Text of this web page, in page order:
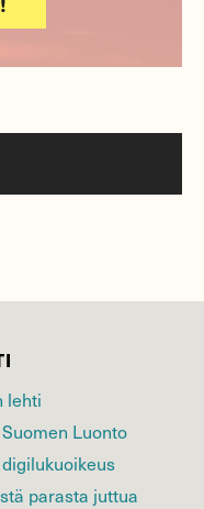
lehti
Luonto
parasta juttua